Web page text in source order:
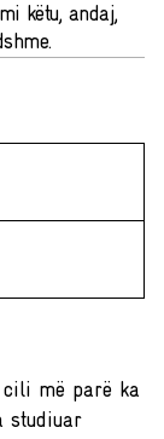
këtu, andaj,
më parë ka
studiuar